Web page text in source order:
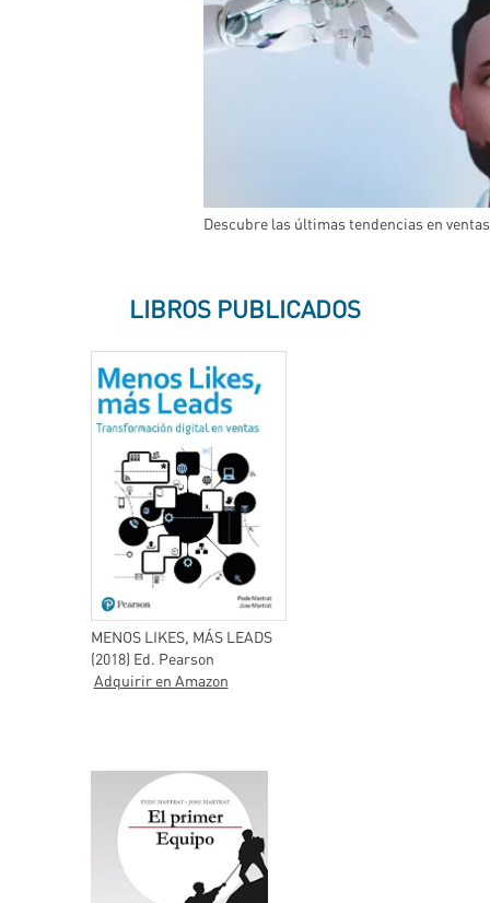
Descubre las últimas tendencias en
LIBROS PUBLICADOS
MENOS LIKES, MÁS LEADS
(2018) Ed. Pearson
Adquirir en Amazon